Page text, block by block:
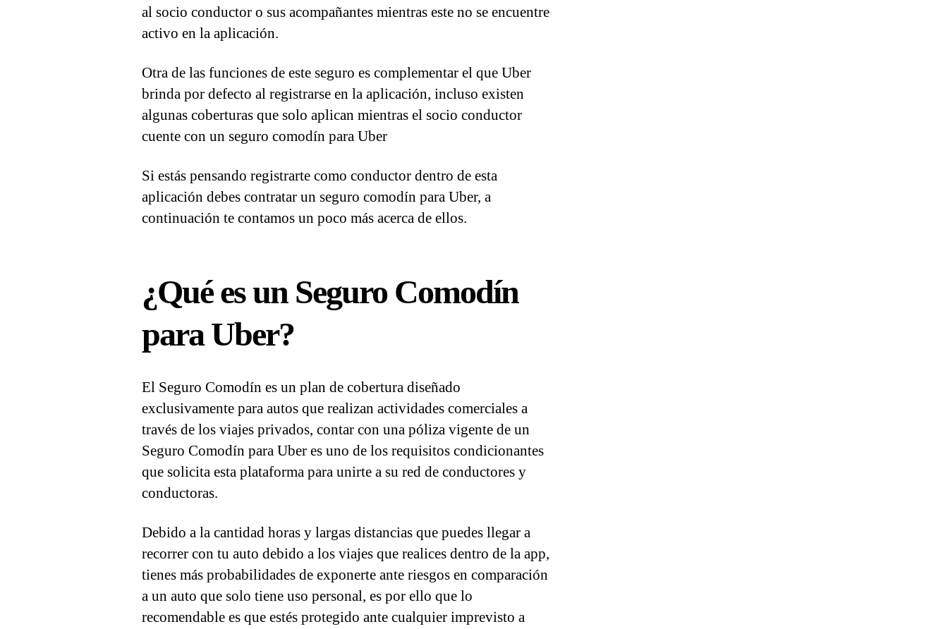
al socio conductor o sus acompañantes mientras este no se encuentre
activo en la aplicación.
Otra de las funciones de este seguro es complementar el que Uber
brinda por defecto al registrarse en la aplicación, incluso existen
algunas coberturas que solo aplican mientras el socio conductor
cuente con un seguro comodín para Uber
Si estás pensando registrarte como conductor dentro de esta
aplicación debes contratar un seguro comodín para Uber, a
continuación te contamos un poco más acerca de ellos.
¿Qué es un Seguro Comodín
para Uber?
El Seguro Comodín es un plan de cobertura diseñado
exclusivamente para autos que realizan actividades comerciales a
través de los viajes privados, contar con una póliza vigente de un
Seguro Comodín para Uber es uno de los requisitos condicionantes
que solicita esta plataforma para unirte a su red de conductores y
conductoras.
Debido a la cantidad horas y largas distancias que puedes llegar a
recorrer con tu auto debido a los viajes que realices dentro de la app,
tienes más probabilidades de exponerte ante riesgos en comparación
a un auto que solo tiene uso personal, es por ello que lo
recomendable es que estés protegido ante cualquier imprevisto a